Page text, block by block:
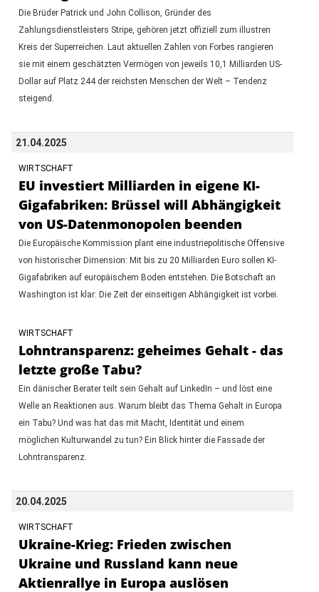
Die Brüder Patrick und John Collison, Gründer des
Zahlungsdienstleisters Stripe, gehören jetzt offiziell zum illustren
Kreis der Superreichen. Laut aktuellen Zahlen von Forbes rangieren
sie mit einem geschätzten Vermögen von jeweils 10,1 Milliarden US-
Dollar auf Platz 244 der reichsten Menschen der Welt – Tendenz
steigend.
21.04.2025
WIRTSCHAFT
EU investiert Milliarden in eigene KI-
Gigafabriken: Brüssel will Abhängigkeit
von US-Datenmonopolen beenden
Die Europäische Kommission plant eine industriepolitische Offensive
von historischer Dimension: Mit bis zu 20 Milliarden Euro sollen KI-
Gigafabriken auf europäischem Boden entstehen. Die Botschaft an
Washington ist klar: Die Zeit der einseitigen Abhängigkeit ist vorbei.
WIRTSCHAFT
Lohntransparenz: geheimes Gehalt - das
letzte große Tabu?
Ein dänischer Berater teilt sein Gehalt auf LinkedIn – und löst eine
Welle an Reaktionen aus. Warum bleibt das Thema Gehalt in Europa
ein Tabu? Und was hat das mit Macht, Identität und einem
möglichen Kulturwandel zu tun? Ein Blick hinter die Fassade der
Lohntransparenz.
20.04.2025
WIRTSCHAFT
Ukraine-Krieg: Frieden zwischen
Ukraine und Russland kann neue
Aktienrallye in Europa auslösen